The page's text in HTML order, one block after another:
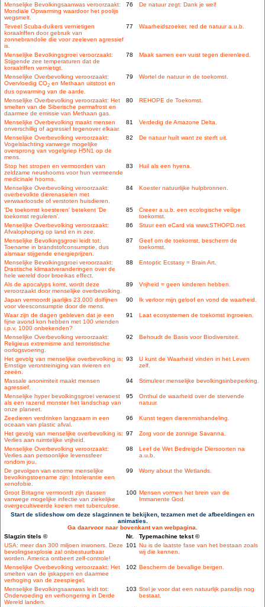
Menselijke Bevolkingsaanwas veroorzaakt:
Mondiale Opwarming waardoor het poolijs
wegsmelt.
76 De natuur zegt: Dank je wel!
Teveel Scuba-duikers vernietigen
koraalriffen door gebruik van
zonnebrandolie die voor zeeleven agressief
is.
77 Waarheidszoeker, red de natuur a.u.b.
Menselijke Bevolkingsgroei veroorzaakt:
Stijgende zee temperaturen dat de
koraalriffen vernietigt.
78 Maak samen een vuist tegen dierenleed.
Menselijke Overbevolking veroorzaakt:
Overvloedig CO2 en Methaan uitstoot en
dus opwarming van de aarde.
79 Wortel de natuur in de toekomst.
Menselijke Overbevolking veroorzaakt: Het
smelten van de Siberische permafrost en
daarmee de emissie van Methaan gas.
80 REHOPE de Toekomst.
Menselijke Overbevolking maakt mensen
onverschillig of agressief tegenover elkaar.
81 Verdedig de Amazone Delta.
Menselijke Overbevolking veroorzaakt:
Vogelslachting vanwege mogelijke
oversprong van vogelgriep H5N1 op de
mens.
82 De natuur huilt want ze sterft uit.
Stop het stropen en vermoorden van
zeldzame neushoorns voor hun vermeende
medicinale hoorns.
83 Huil als een hyena.
Menselijke Overbevolking veroorzaakt:
overbevolkte dierenasielen met
verwaarloosde of verstoten huisdieren.
84 Koester natuurlijke hulpbronnen.
'De toekomst koesteren' betekent 'De
toekomst reguleren'.
85
Creeer a.u.b. een ecologische veilige
toekomst.
Menselijke Overbevolking veroorzaakt:
Afvalophoping op land en in zee.
86 Stuur een eCard via www.STHOPD.net.
Menselijke Bevolkingsgroei leidt tot:
Toename in brandstofconsumptie, dus
alsmaar stijgende energieprijzen.
87
Geef om de toekomst, bescherm de
toekomst.
Menselijke Bevolkingsgroei veroorzaakt:
Drastische klimaatveranderingen over de
hele wereld door broeikas effect.
88 Entoptic Ecstasy = Brain Art.
Als de apocalyps komt, wordt deze
veroorzaakt door menselijke overbevolking.
89 Vrijheid = geen kinderen hebben.
Japan vermoordt jaarlijks 23.000 dolfijnen
voor vleesconsumptie door de mens.
90 Ik verloor mijn geloof en vond de waarheid.
Waar zijn de dagen gebleven dat je een
fijne avond kon hebben met 100 vrienden
i.p.v. 1000 onbekenden?
91 Laat ecosystemen de toekomst ingroeien.
Menselijke Overbevolking veroorzaakt:
Religieus extremisme and terroristische
oorlogsvoering.
92 Behoudt de Basis voor Biodiversiteit.
Het gevolg van menselijke overbevolking is:
Ernstige verontreiniging van rivieren en
zeeën.
93
U kunt de Waarheid vinden in het Leven
zelf.
Massale anonimiteit maakt mensen
agressief.
94 Stimuleer menselijke bevolkingsinbeperking.
Menselijke hyper bevolkingsgroei verwoest
als een razend monster het landschap van
onze planeet.
95
Onthul de waarheid over de stervende
natuur.
Zeedieren verdrinken langzaam in een
oceaan van plastic afval.
96 Kunst tegen dierenmishandeling.
Het gevolg van menselijke overbevolking is:
Verlies aan ruimtelijke vrijheid.
97 Zorg voor de zonnige Savanna.
Menselijke Overbevolking veroorzaakt:
Verlies aan persoonlijke levenssfeer
rondom jou.
98
Leef de Wet Bedreigde Diersoorten na
a.u.b.
De gevolgen van enorme menselijke
bevolkingstoename zijn: Intolerantie een
xenofobie.
99 Worry about the Wetlands.
Groot Britagne vermoordt zijn dassen
vanwege mogelijke infectie van ziekelijke
overgecultiveerde koeien met tuberculose.
100 Mensen vormen het brein van de
Immanente God.
Start de slideshow om deze slagzinnen te bekijken, tezamen met de afbeeldingen en
animaties.
Ga daarvoor naar bovenkant van webpagina.
Slagzin titels ©
Nr.
Typemachine tekst ©
USA: meer dan 300 miljoen inwoners. Deze
bevolingsexplosie zal onbestuurbaar
worden. America ontbeert zelf-controle!
101 Nu is de laatste fase van het bestaan zoals
wij die kennen.
Menselijke Overbevolking veroorzaakt: Het
smelten van de ijskappen en daarmee
verhoging van de zeespiegel.
102 Bescherm de bevallige bergen.
Menselijke Bevolkingsaanwas leidt tot:
Ondervoeding en verhongering in Derde
Wereld landen.
103 Stel je voor dat een natuurlijk paradijs nog
bestaat.